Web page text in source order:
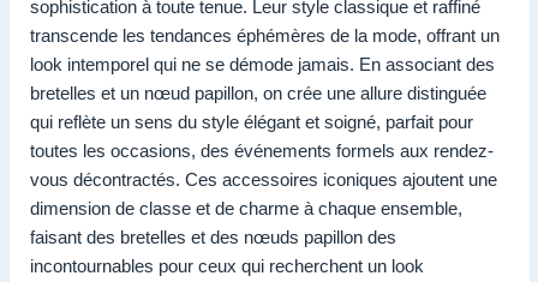
sophistication à toute tenue. Leur style classique et raffiné
transcende les tendances éphémères de la mode, offrant un
look intemporel qui ne se démode jamais. En associant des
bretelles et un nœud papillon, on crée une allure distinguée
qui reflète un sens du style élégant et soigné, parfait pour
toutes les occasions, des événements formels aux rendez-
vous décontractés. Ces accessoires iconiques ajoutent une
dimension de classe et de charme à chaque ensemble,
faisant des bretelles et des nœuds papillon des
incontournables pour ceux qui recherchent un look